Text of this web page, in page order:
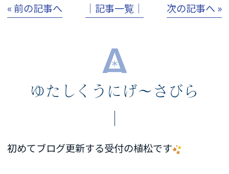
« 前の記事へ │記事一覧│ 次の記事へ »
ゆたしくうにげ〜さびら
初めてブログ更新する受付の植松です